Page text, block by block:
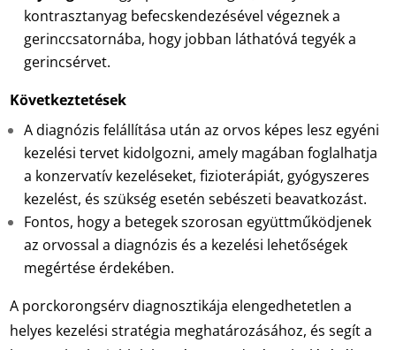
kontrasztanyag befecskendezésével végeznek a
gerinccsatornába, hogy jobban láthatóvá tegyék a
gerincsérvet.
Következtetések
A diagnózis felállítása után az orvos képes lesz egyéni
kezelési tervet kidolgozni, amely magában foglalhatja
a konzervatív kezeléseket, fizioterápiát, gyógyszeres
kezelést, és szükség esetén sebészeti beavatkozást.
Fontos, hogy a betegek szorosan együttműködjenek
az orvossal a diagnózis és a kezelési lehetőségek
megértése érdekében.
A porckorongsérv diagnosztikája elengedhetetlen a
helyes kezelési stratégia meghatározásához, és segít a